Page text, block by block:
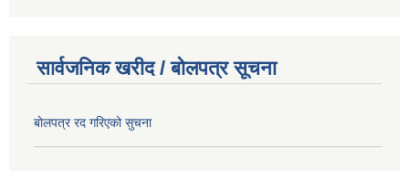
सार्वजनिक खरीद / बोलपत्र सूचना
बोलपत्र रद गरिएको सुचना